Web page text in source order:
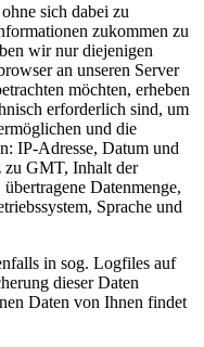
sich dabei zu
zukommen zu
wir nur diejenigen
an unseren Server
möchten, erheben
erforderlich sind, um
und die
IP-Adresse, Datum und
zu GMT, Inhalt der
Datenmenge,
Sprache und
in sog. Logfiles auf
dieser Daten
Daten von Ihnen findet